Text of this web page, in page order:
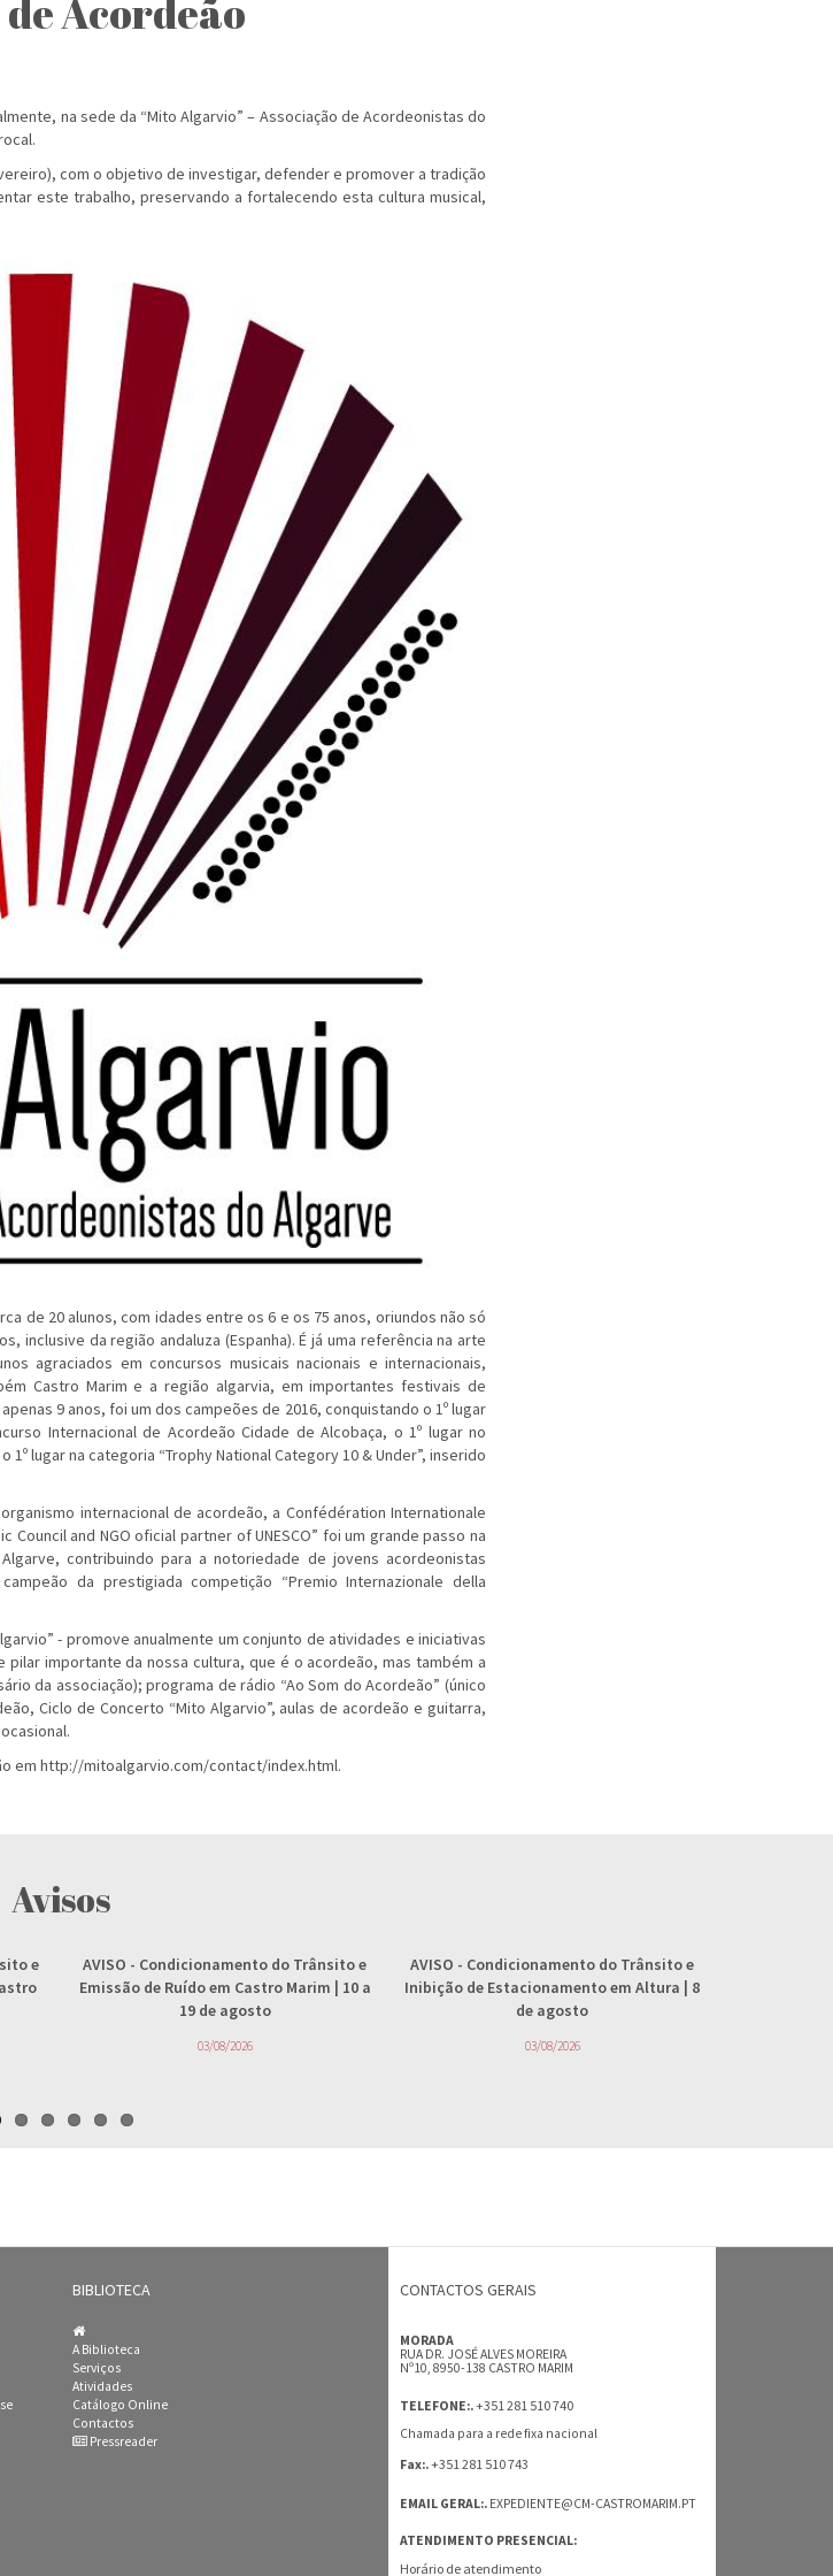
Acordeão
na sede da “Mito Algarvio” – Associação de Acordeonistas do
com o objetivo de investigar, defender e promover a tradição
este trabalho, preservando a fortalecendo esta cultura musical,
de 20 alunos, com idades entre os 6 e os 75 anos, oriundos não só
inclusive da região andaluza (Espanha). É já uma referência na arte
agraciados em concursos musicais nacionais e internacionais,
Castro Marim e a região algarvia, em importantes festivais de
9 anos, foi um dos campeões de 2016, conquistando o 1º lugar
Internacional de Acordeão Cidade de Alcobaça, o 1º lugar no
lugar na categoria “Trophy National Category 10 & Under”, inserido
internacional de acordeão, a Confédération Internationale
and NGO oficial partner of UNESCO” foi um grande passo na
contribuindo para a notoriedade de jovens acordeonistas
da prestigiada competição “Premio Internazionale della
- promove anualmente um conjunto de atividades e iniciativas
importante da nossa cultura, que é o acordeão, mas também a
da associação); programa de rádio “Ao Som do Acordeão” (único
Ciclo de Concerto “Mito Algarvio”, aulas de acordeão e guitarra,
em http://mitoalgarvio.com/contact/index.html.
Avisos
e
AVISO - Condicionamento do Trânsito e
Emissão de Ruído em Castro Marim | 10 a
19 de agosto
03/08/2026
AVISO - Condicionamento do Trânsito e
Inibição de Estacionamento em Altura | 8
de agosto
03/08/2026
BIBLIOTECA
A Biblioteca
Serviços
Atividades
Catálogo Online
Contactos
Pressreader
CONTACTOS GERAIS
MORADA
RUA DR. JOSÉ ALVES MOREIRA
Nº10, 8950-138 CASTRO MARIM
TELEFONE:.+351 281 510 740
Chamada para a rede fixa nacional
Fax:.+351 281 510 743
EMAIL GERAL:. EXPEDIENTE@CM-CASTROMARIM.PT
ATENDIMENTO PRESENCIAL:
Horário de atendimento